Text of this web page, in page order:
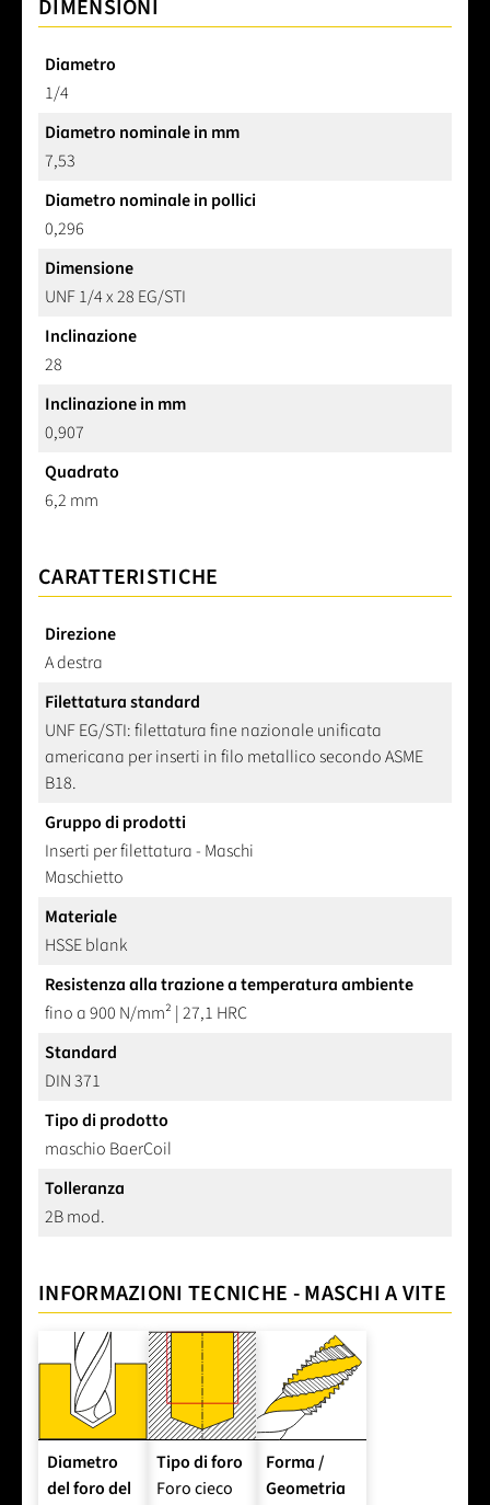
DIMENSIONI
Diametro
1/4
Diametro nominale in mm
7,53
Diametro nominale in pollici
0,296
Dimensione
UNF 1/4 x 28 EG/STI
Inclinazione
28
Inclinazione in mm
0,907
Quadrato
6,2 mm
CARATTERISTICHE
Direzione
A destra
Filettatura standard
UNF EG/STI: filettatura fine nazionale unificata
americana per inserti in filo metallico secondo ASME
B18.
Gruppo di prodotti
Inserti per filettatura - Maschi
Maschietto
Materiale
HSSE blank
Resistenza alla trazione a temperatura ambiente
fino a 900 N/mm² | 27,1 HRC
Standard
DIN 371
Tipo di prodotto
maschio BaerCoil
Tolleranza
2B mod.
INFORMAZIONI TECNICHE - MASCHI A VITE
Diametro
del foro del
Tipo di foro
Foro cieco
Forma /
Geometria